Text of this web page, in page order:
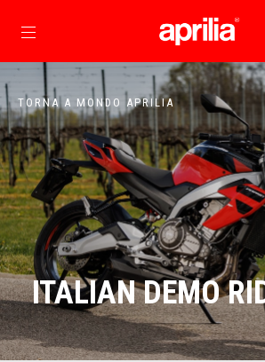
Vai al contenuto
TORNA A MONDO APRILIA
ITALIAN DEMO